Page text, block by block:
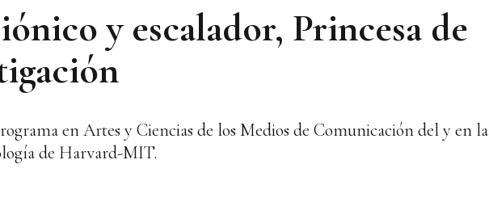
y escalador, Princesa de
en Artes y Ciencias de los Medios de Comunicación del y en la
de Harvard-MIT.